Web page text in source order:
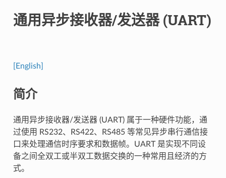
通用异步接收器/发送器 (UART)
[English]
简介
通用异步接收器/发送器 (UART) 属于一种硬件功能，通
过使用 RS232、RS422、RS485 等常见异步串行通信接
口来处理通信时序要求和数据帧。UART 是实现不同设
备之间全双工或半双工数据交换的一种常用且经济的方
式。